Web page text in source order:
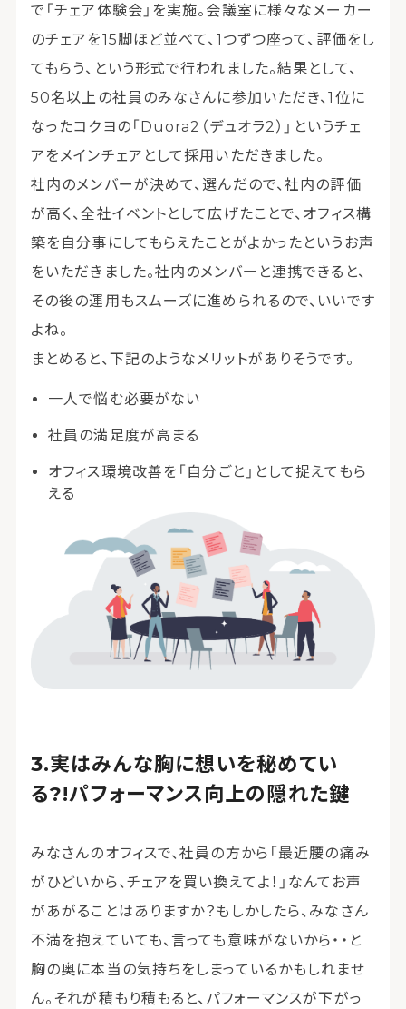
で「チェア体験会」を実施。会議室に様々なメーカー
のチェアを15脚ほど並べて、1つずつ座って、評価をし
てもらう、という形式で行われました。結果として、
50名以上の社員のみなさんに参加いただき、1位に
なったコクヨの「Duora2（デュオラ2）」というチェ
アをメインチェアとして採用いただきました。
社内のメンバーが決めて、選んだので、社内の評価
が高く、全社イベントとして広げたことで、オフィス構
築を自分事にしてもらえたことがよかったというお声
をいただきました。社内のメンバーと連携できると、
その後の運用もスムーズに進められるので、いいです
よね。
まとめると、下記のようなメリットがありそうです。
一人で悩む必要がない
社員の満足度が高まる
オフィス環境改善を「自分ごと」として捉えてもら
える
実はみんな胸に想いを秘めてい
る?!パフォーマンス向上の隠れた鍵
みなさんのオフィスで、社員の方から「最近腰の痛み
がひどいから、チェアを買い換えてよ！」なんてお声
があがることはありますか？もしかしたら、みなさん
不満を抱えていても、言っても意味がないから・・と
胸の奥に本当の気持ちをしまっているかもしれませ
ん。それが積もり積もると、パフォーマンスが下がっ